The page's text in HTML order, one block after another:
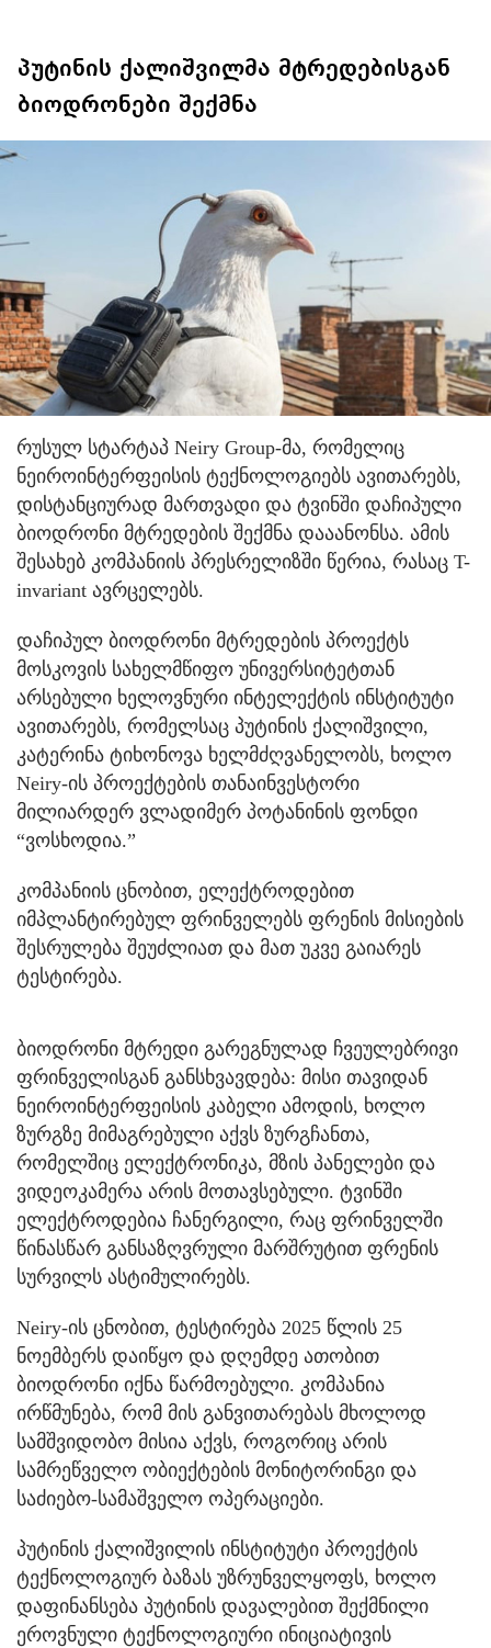
პუტინის ქალიშვილმა მტრედებისგან
ბიოდრონები შექმნა
რუსულ სტარტაპ Neiry Group-მა, რომელიც
ნეიროინტერფეისის ტექნოლოგიებს ავითარებს,
დისტანციურად მართვადი და ტვინში დაჩიპული
ბიოდრონი მტრედების შექმნა დააანონსა. ამის
შესახებ კომპანიის პრესრელიზში წერია, რასაც T-
invariant ავრცელებს.
დაჩიპულ ბიოდრონი მტრედების პროექტს
მოსკოვის სახელმწიფო უნივერსიტეტთან
არსებული ხელოვნური ინტელექტის ინსტიტუტი
ავითარებს, რომელსაც პუტინის ქალიშვილი,
კატერინა ტიხონოვა ხელმძღვანელობს, ხოლო
Neiry-ის პროექტების თანაინვესტორი
მილიარდერ ვლადიმერ პოტანინის ფონდი
“ვოსხოდია.”
კომპანიის ცნობით, ელექტროდებით
იმპლანტირებულ ფრინველებს ფრენის მისიების
შესრულება შეუძლიათ და მათ უკვე გაიარეს
ტესტირება.
ბიოდრონი მტრედი გარეგნულად ჩვეულებრივი
ფრინველისგან განსხვავდება: მისი თავიდან
ნეიროინტერფეისის კაბელი ამოდის, ხოლო
ზურგზე მიმაგრებული აქვს ზურგჩანთა,
რომელშიც ელექტრონიკა, მზის პანელები და
ვიდეოკამერა არის მოთავსებული. ტვინში
ელექტროდებია ჩანერგილი, რაც ფრინველში
წინასწარ განსაზღვრული მარშრუტით ფრენის
სურვილს ასტიმულირებს.
Neiry-ის ცნობით, ტესტირება 2025 წლის 25
ნოემბერს დაიწყო და დღემდე ათობით
ბიოდრონი იქნა წარმოებული. კომპანია
ირწმუნება, რომ მის განვითარებას მხოლოდ
სამშვიდობო მისია აქვს, როგორიც არის
სამრეწველო ობიექტების მონიტორინგი და
საძიებო-სამაშველო ოპერაციები.
პუტინის ქალიშვილის ინსტიტუტი პროექტის
ტექნოლოგიურ ბაზას უზრუნველყოფს, ხოლო
დაფინანსება პუტინის დავალებით შექმნილი
ეროვნული ტექნოლოგიური ინიციატივის